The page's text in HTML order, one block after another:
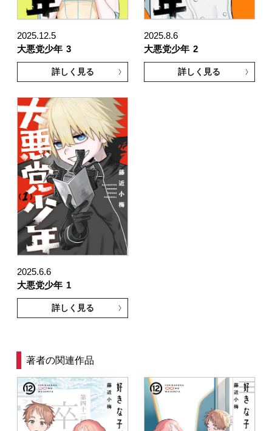
2025.12.5
大悪党少年 3
詳しく見る
2025.8.6
大悪党少年 2
詳しく見る
2025.6.6
大悪党少年 1
詳しく見る
著者の関連作品